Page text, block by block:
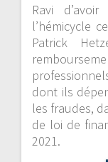
Ravi
l’hémicycle
Patrick
dont ils
les fraudes,
de loi de
2021.